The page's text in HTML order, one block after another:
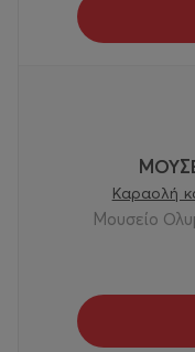
Καραολή
Μουσείο